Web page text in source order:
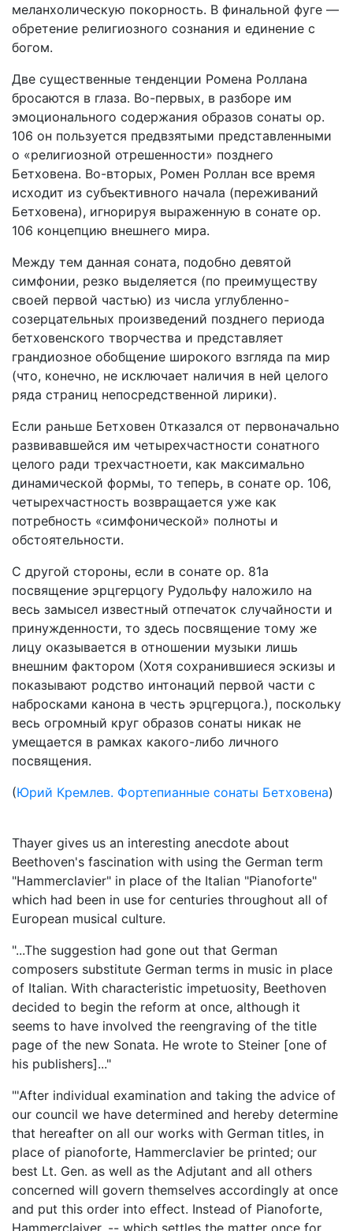
меланхолическую покорность. В финальной фуге —
обретение религиозного сознания и единение с
богом.
Две существенные тенденции Ромена Роллана
бросаются в глаза. Во-первых, в разборе им
эмоционального содержания образов сонаты ор.
106 он пользуется предвзятыми представленными
о «религиозной отрешенности» позднего
Бетховена. Во-вторых, Ромен Роллан все время
исходит из субъективного начала (переживаний
Бетховена), игнорируя выраженную в сонате ор.
106 концепцию внешнего мира.
Между тем данная соната, подобно девятой
симфонии, резко выделяется (по преимуществу
своей первой частью) из числа углубленно-
созерцательных произведений позднего периода
бетховенского творчества и представляет
грандиозное обобщение широкого взгляда па мир
(что, конечно, не исключает наличия в ней целого
ряда страниц непосредственной лирики).
Если раньше Бетховен 0тказался от первоначально
развивавшейся им четырехчастности сонатного
целого ради трехчастноети, как максимально
динамической формы, то теперь, в сонате ор. 106,
четырехчастность возвращается уже как
потребность «симфонической» полноты и
обстоятельности.
С другой стороны, если в сонате ор. 81a
посвящение эрцгерцогу Рудольфу наложило на
весь замысел известный отпечаток случайности и
принужденности, то здесь посвящение тому же
лицу оказывается в отношении музыки лишь
внешним фактором (Хотя сохранившиеся эскизы и
показывают родство интонаций первой части с
набросками канона в честь эрцгерцога.), поскольку
весь огромный круг образов сонаты никак не
умещается в рамках какого-либо личного
посвящения.
(Юрий Кремлев. Фортепианные сонаты Бетховена)
Thayer gives us an interesting anecdote about
Beethoven's fascination with using the German term
"Hammerclavier" in place of the Italian "Pianoforte"
which had been in use for centuries throughout all of
European musical culture.
"...The suggestion had gone out that German
composers substitute German terms in music in place
of Italian. With characteristic impetuosity, Beethoven
decided to begin the reform at once, although it
seems to have involved the reengraving of the title
page of the new Sonata. He wrote to Steiner [one of
his publishers]..."
"'After individual examination and taking the advice of
our council we have determined and hereby determine
that hereafter on all our works with German titles, in
place of pianoforte, Hammerclavier be printed; our
best Lt. Gen. as well as the Adjutant and all others
concerned will govern themselves accordingly at once
and put this order into effect. Instead of Pianoforte,
Hammerclaiver, -- which settles the matter once for